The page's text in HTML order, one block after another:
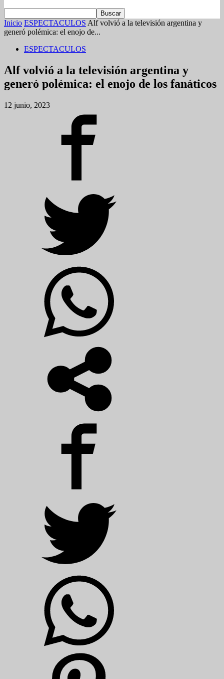
Inicio ESPECTACULOS Alf volvió a la televisión argentina y
generó polémica: el enojo de...
ESPECTACULOS
Alf volvió a la televisión argentina y
generó polémica: el enojo de los fanáticos
12 junio, 2023